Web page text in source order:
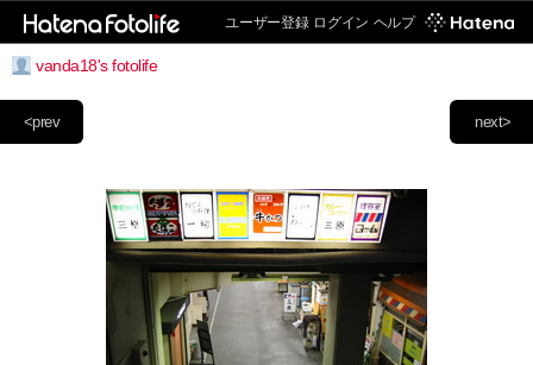
ユーザー登録 ログイン ヘルプ
vanda18's fotolife
next>
<prev